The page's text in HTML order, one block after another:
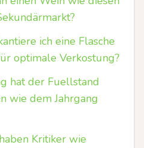
ich eine Flasche
optimale Verkostung?
hat der Fuellstand
wie dem Jahrgang
Kritiker wie